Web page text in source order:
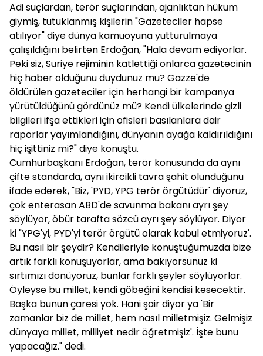
Adi suçlardan, terör suçlarından, ajanlıktan hüküm
giymiş, tutuklanmış kişilerin "Gazeteciler hapse
atılıyor" diye dünya kamuoyuna yutturulmaya
çalışıldığını belirten Erdoğan, "Hala devam ediyorlar.
Peki siz, Suriye rejiminin katlettiği onlarca gazetecinin
hiç haber olduğunu duydunuz mu? Gazze'de
öldürülen gazeteciler için herhangi bir kampanya
yürütüldüğünü gördünüz mü? Kendi ülkelerinde gizli
bilgileri ifşa ettikleri için ofisleri basılanlara dair
raporlar yayımlandığını, dünyanın ayağa kaldırıldığını
hiç işittiniz mi?" diye konuştu.
Cumhurbaşkanı Erdoğan, terör konusunda da aynı
çifte standarda, aynı ikircikli tavra şahit olunduğunu
ifade ederek, "Biz, 'PYD, YPG terör örgütüdür' diyoruz,
çok enterasan ABD'de savunma bakanı ayrı şey
söylüyor, öbür tarafta sözcü ayrı şey söylüyor. Diyor
ki "YPG'yi, PYD'yi terör örgütü olarak kabul etmiyoruz'.
Bu nasıl bir şeydir? Kendileriyle konuştuğumuzda bize
artık farklı konuşuyorlar, ama bakıyorsunuz ki
sırtımızı dönüyoruz, bunlar farklı şeyler söylüyorlar.
Öyleyse bu millet, kendi göbeğini kendisi kesecektir.
Başka bunun çaresi yok. Hani şair diyor ya 'Bir
zamanlar biz de millet, hem nasıl milletmişiz. Gelmişiz
dünyaya millet, milliyet nedir öğretmişiz'. İşte bunu
yapacağız." dedi.